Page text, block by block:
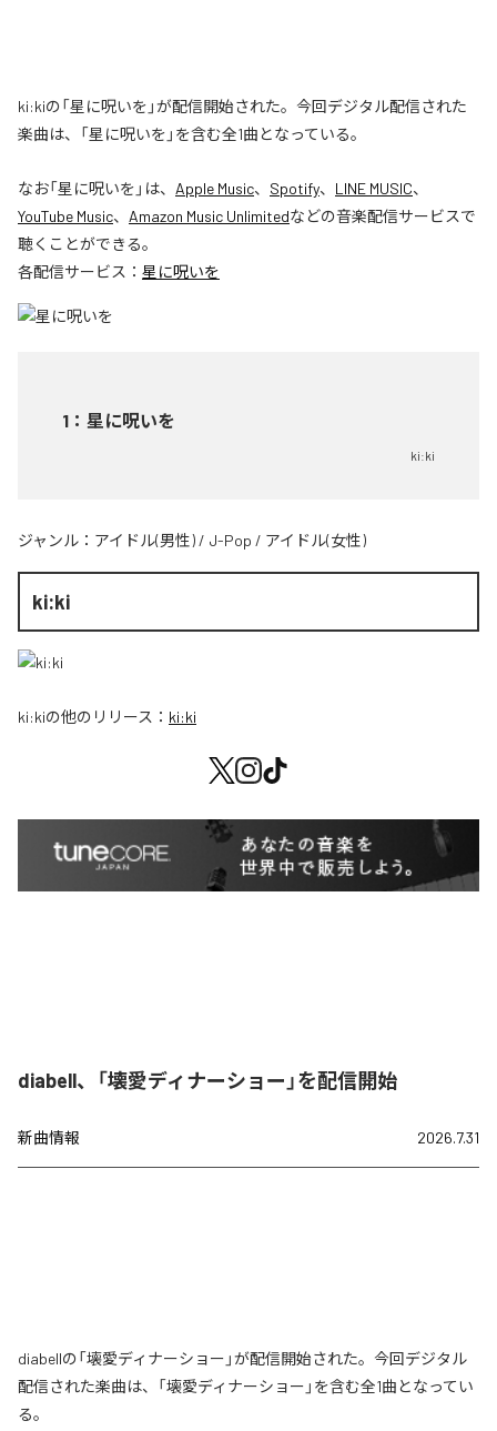
ki:kiの「星に呪いを」が配信開始された。今回デジタル配信された
楽曲は、「星に呪いを」を含む全1曲となっている。
なお「星に呪いを 」は、 Apple Music、 Spotify、 LINE MUSIC、
YouTube Music、 Amazon Music Unlimitedなどの音楽配信サービスで
聴くことができる。
各配信サービス： 星に呪いを
1 ： 星に呪いを
ki:ki
ジャンル： アイドル(男性) / J-Pop / アイドル(女性)
ki:ki
ki:kiの他のリリース： ki:ki
diabell、「壊愛ディナーショー」を配信開始
新曲情報 2026.7.31
diabellの「壊愛ディナーショー」が配信開始された。今回デジタル
配信された楽曲は、「壊愛ディナーショー」を含む全1曲となってい
る。